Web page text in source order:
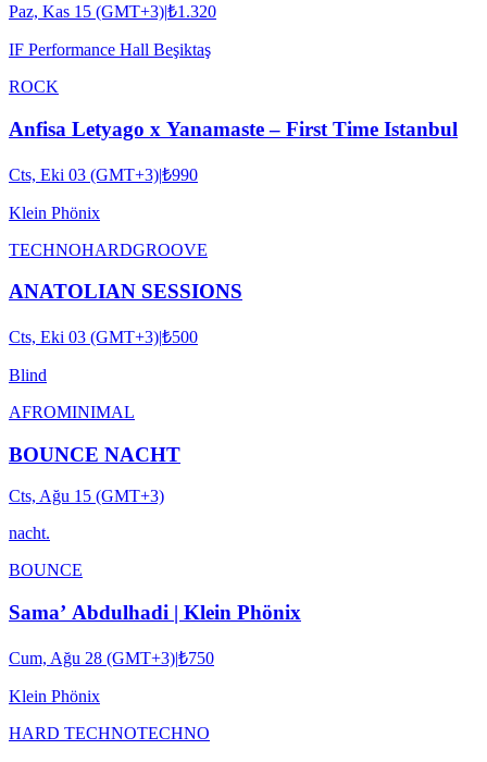
Paz, Kas 15 (GMT+3)|₺1.320
IF Performance Hall Beşiktaş
ROCK
Anfisa Letyago x Yanamaste – First Time Istanbul
Cts, Eki 03 (GMT+3)|₺990
Klein Phönix
TECHNOHARDGROOVE
ANATOLIAN SESSIONS
Cts, Eki 03 (GMT+3)|₺500
Blind
AFROMINIMAL
BOUNCE NACHT
Cts, Ağu 15 (GMT+3)
nacht.
BOUNCE
Sama’ Abdulhadi | Klein Phönix
Cum, Ağu 28 (GMT+3)|₺750
Klein Phönix
HARD TECHNOTECHNO